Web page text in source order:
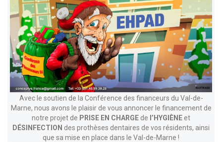
Avec le soutien de la Conférence des financeurs du Val-de-
Marne, nous avons le plaisir de vous annoncer le financement de
notre projet de PRISE EN CHARGE de l’HYGIÈNE et
DÉSINFECTION des prothèses dentaires de vos résidents, ainsi
que sa mise en place dans le Val-de-Marne !